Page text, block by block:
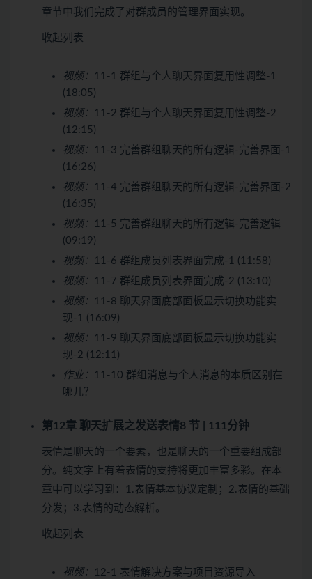
章节中我们完成了对群成员的管理界面实现。
收起列表
视频：
11-1 群组与个人聊天界面复用性调整-1
(18:05)
视频：
11-2 群组与个人聊天界面复用性调整-2
(12:15)
视频：
11-3 完善群组聊天的所有逻辑-完善界面-1
(16:26)
视频：
11-4 完善群组聊天的所有逻辑-完善界面-2
(16:35)
视频：
11-5 完善群组聊天的所有逻辑-完善逻辑
(09:19)
视频：
11-6 群组成员列表界面完成-1 (11:58)
视频：
11-7 群组成员列表界面完成-2 (13:10)
视频：
11-8 聊天界面底部面板显示切换功能实
现-1 (16:09)
视频：
11-9 聊天界面底部面板显示切换功能实
现-2 (12:11)
作业：
11-10 群组消息与个人消息的本质区别在
哪儿？
第12章 聊天扩展之发送表情8 节 | 111分钟
表情是聊天的一个要素，也是聊天的一个重要组成部
分。纯文字上有着表情的支持将更加丰富多彩。在本
章中可以学习到：1.表情基本协议定制；2.表情的基础
分发；3.表情的动态解析。
收起列表
视频：
12-1 表情解决方案与项目资源导入